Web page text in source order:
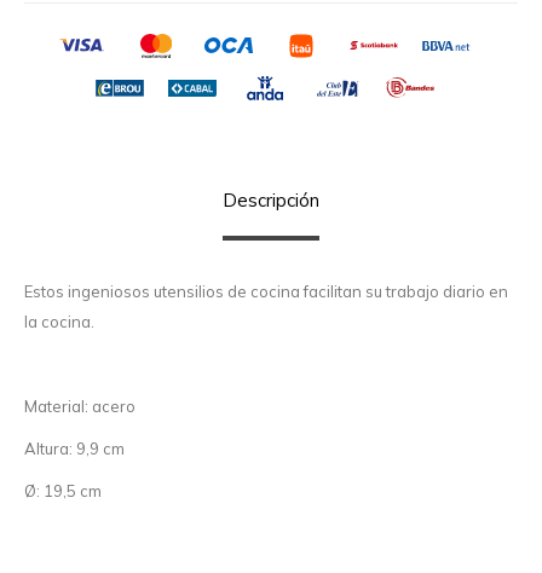
Descripción
Estos ingeniosos utensilios de cocina facilitan su trabajo diario en
la cocina.
Material: acero
Altura: 9,9 cm
Ø: 19,5 cm